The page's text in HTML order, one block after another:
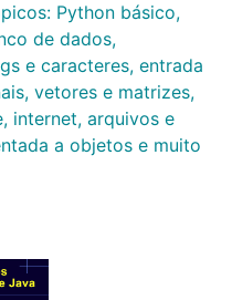
Python básico,
de dados,
e caracteres, entrada
vetores e matrizes,
internet, arquivos e
a objetos e muito